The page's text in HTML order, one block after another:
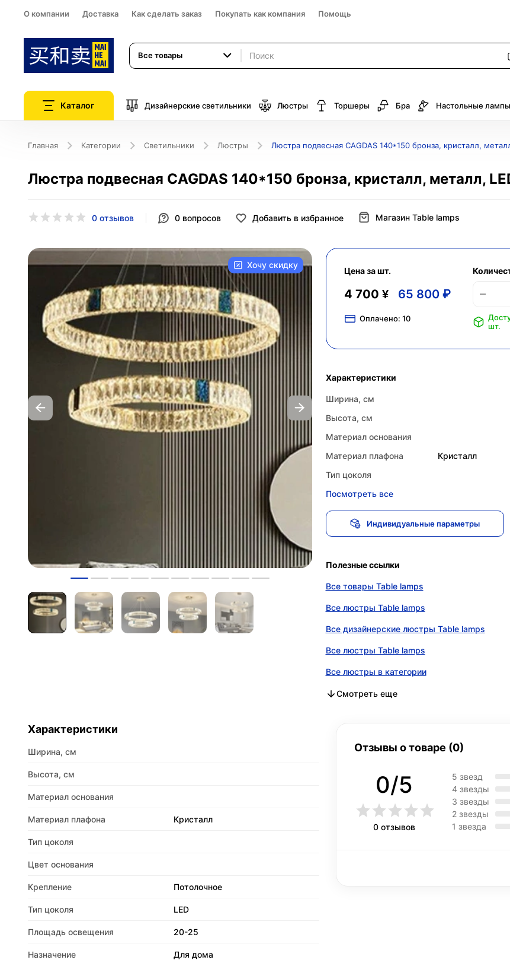
О компании Доставка Как сделать заказ Покупать как компания Помощь
Все товары
Каталог Дизайнерские светильники Люстры Торшеры Бра Настольные лампы
Главная Категории Светильники Люстры Люстра подвесная CAGDAS 140*150 бронза, кристалл,
Люстра подвесная CAGDAS 140*150 бронза, кристалл, металл,
0 отзывов 0 вопросов Добавить в избранное Магазин Table lamps
Хочу скидку
Цена за шт.
4 700 ¥ 65 800 ₽
Оплачено: 10
шт.
Характеристики
Ширина, см
Высота, см
Материал основания
Материал плафона
Кристалл
Тип цоколя
Посмотреть все
Индивидуальные параметры
Полезные ссылки
Все товары Table lamps
Все люстры Table lamps
Все дизайнерские люстры Table lamps
Все люстры Table lamps
Все люстры в категории
Все дизайнерские люстры в категории
Все люстры в категории
Смотреть еще
Характеристики
Ширина, см
Высота, см
Материал основания
Материал плафона Кристалл
Тип цоколя
Цвет основания
Крепление Потолочное
Тип цоколя LED
Площадь освещения 20-25
Назначение Для дома
Отзывы о товаре (0)
0/5
0 отзывов
5 звезд
4 звезды
3 звезды
2 звезды
1 звезда